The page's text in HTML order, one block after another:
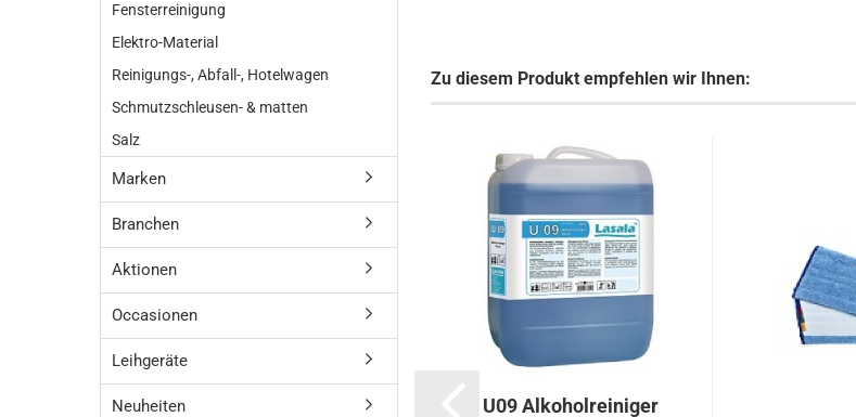
Zu diesem Produkt empfehlen wir Ihnen:
U09 Alkoholreiniger
Fensterreinigung
Elektro-Material
Reinigungs-, Abfall-, Hotelwagen
Schmutzschleusen- & matten
Salz
Marken
Branchen
Aktionen
Occasionen
Leihgeräte
Neuheiten